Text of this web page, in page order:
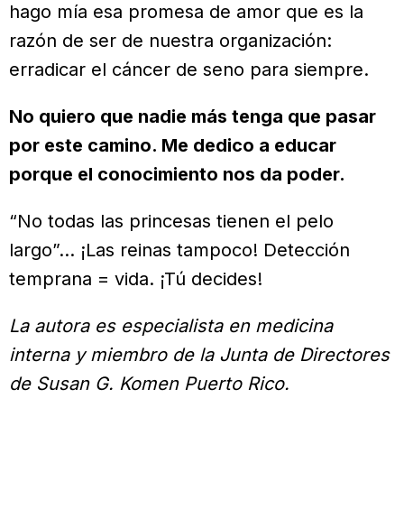
hago mía esa promesa de amor que es la
razón de ser de nuestra organización:
erradicar el cáncer de seno para siempre.
No quiero que nadie más tenga que pasar
por este camino. Me dedico a educar
porque el conocimiento nos da poder.
“No todas las princesas tienen el pelo
largo”… ¡Las reinas tampoco! Detección
temprana = vida. ¡Tú decides!
La autora es especialista en medicina
interna y miembro de la Junta de Directores
de Susan G. Komen Puerto Rico.